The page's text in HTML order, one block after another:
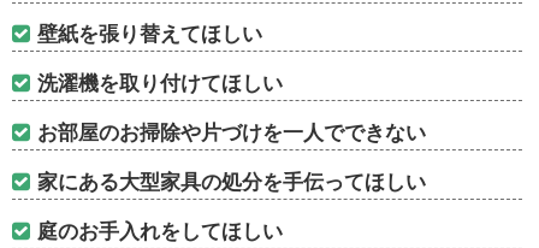
壁紙を張り替えてほしい
洗濯機を取り付けてほしい
お部屋のお掃除や片づけを一人でできない
家にある大型家具の処分を手伝ってほしい
庭のお手入れをしてほしい